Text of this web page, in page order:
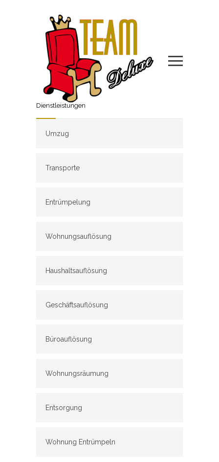
Dienstleistungen
Umzug
Transporte
Entrümpelung
Wohnungsauflösung
Haushaltsauflösung
Geschäftsauflösung
Büroauflösung
Wohnungsräumung
Entsorgung
Wohnung Entrümpeln